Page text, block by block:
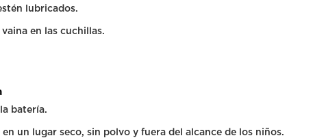
lubricados.
en las cuchillas.
batería.
en un lugar seco, sin polvo y fuera del alcance de los niños.